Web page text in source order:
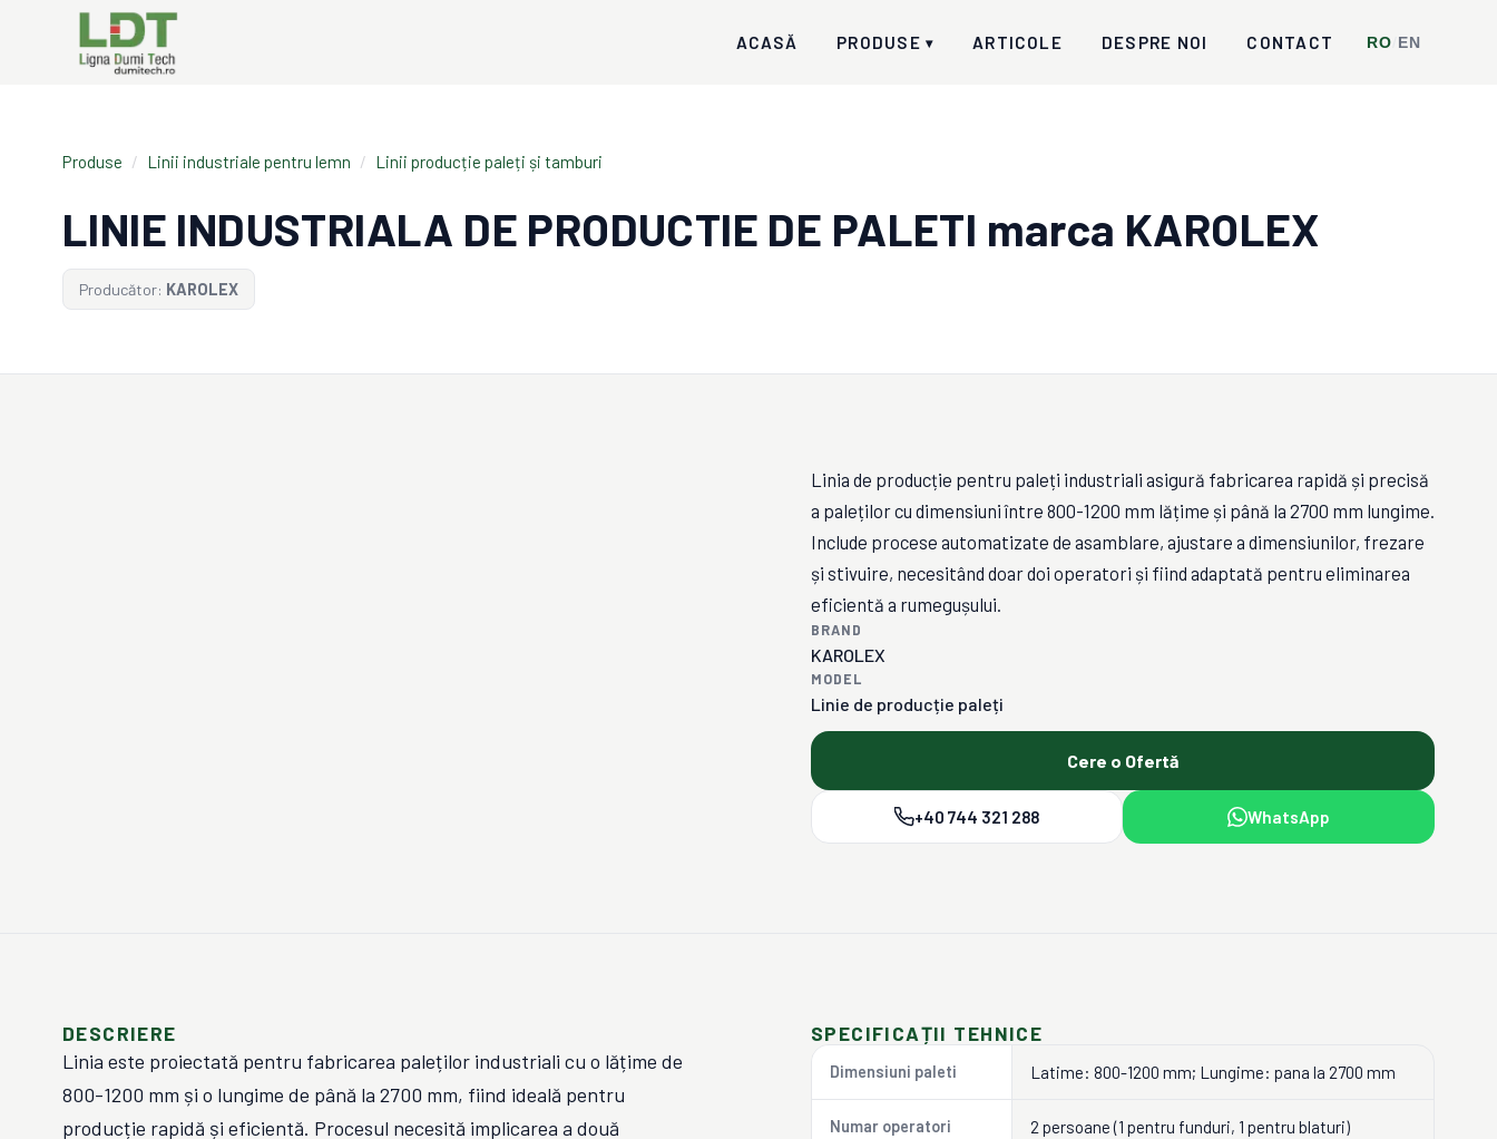
ACASĂ PRODUSE ▾ ARTICOLE DESPRE NOI CONTACT RO EN
Produse / Linii industriale pentru lemn / Linii producție paleți și tamburi
LINIE INDUSTRIALA DE PRODUCTIE DE PALETI marca KAROLEX
Producător: KAROLEX
Linia de producție pentru paleți industriali asigură fabricarea rapidă și precisă
a paleților cu dimensiuni între 800-1200 mm lățime și până la 2700 mm lungime.
Include procese automatizate de asamblare, ajustare a dimensiunilor, frezare
și stivuire, necesitând doar doi operatori și fiind adaptată pentru eliminarea
eficientă a rumegușului.
BRAND
KAROLEX
MODEL
Linie de producție paleți
Cere o Ofertă
+40 744 321 288 WhatsApp
DESCRIERE
Linia este proiectată pentru fabricarea paleților industriali cu o lățime de
800-1200 mm și o lungime de până la 2700 mm, fiind ideală pentru
producție rapidă și eficientă. Procesul necesită implicarea a două
SPECIFICAȚII TEHNICE
Dimensiuni paleti Latime: 800-1200 mm; Lungime: pana la 2700 mm
Numar operatori
2 persoane (1 pentru funduri, 1 pentru blaturi)